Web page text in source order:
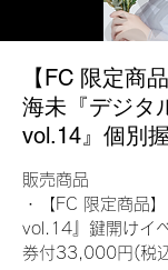
【FC 限定商
海未『デジタ
vol.14』個別
販売商品
・【FC 限定商品
vol.14』鍵開けイ
券付33,000円(